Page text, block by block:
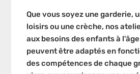
Que vous soyez une garderie,
loisirs ou une crèche, nos
aux besoins des enfants à
peuvent être adaptés en
des compétences de chaque